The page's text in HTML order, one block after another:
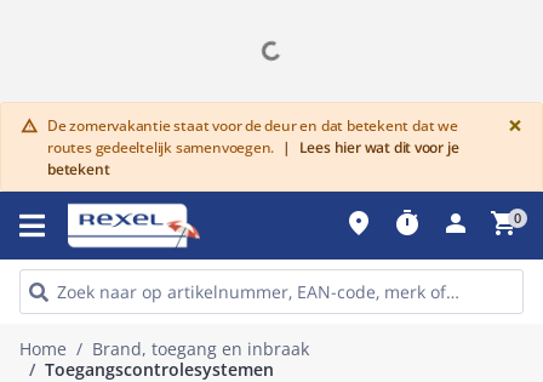
warning De zomervakantie staat voor de deur en dat betekent dat we
routes gedeeltelijk samenvoegen. |
Lees hier wat dit voor je
betekent
×
place timer person shopping_cart0
Home
Brand, toegang en inbraak
Toegangscontrolesystemen